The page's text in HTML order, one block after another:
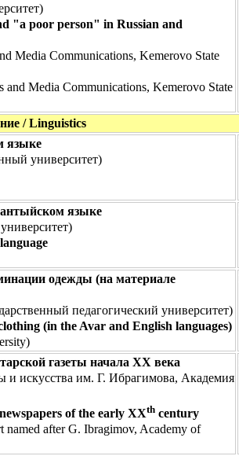
"a poor person" in Russian and
Media Communications, Kemerovo State
Media Communications, Kemerovo State
/ Linguistics
языке
университет)
языке
одежды (на материале
педагогический университет)
(in the Avar and English languages)
газеты начала ХХ века
искусства им. Г. Ибрагимова, Академия
of the early ХХth century
after G. Ibragimov, Academy of